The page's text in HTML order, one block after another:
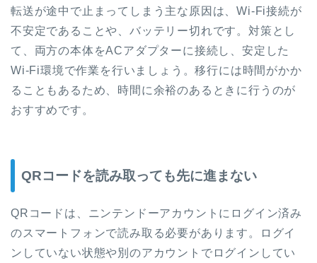
転送が途中で止まってしまう主な原因は、Wi-Fi接続が
不安定であることや、バッテリー切れです。対策とし
て、両方の本体をACアダプターに接続し、安定した
Wi-Fi環境で作業を行いましょう。移行には時間がかか
ることもあるため、時間に余裕のあるときに行うのが
おすすめです。
QRコードを読み取っても先に進まない
QRコードは、ニンテンドーアカウントにログイン済み
のスマートフォンで読み取る必要があります。ログイ
ンしていない状態や別のアカウントでログインしてい